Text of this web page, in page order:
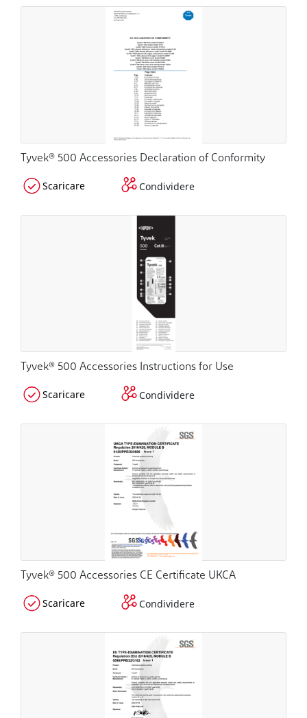
Tyvek® 500 Accessories Declaration of Conformity
Scaricare Condividere
Tyvek® 500 Accessories Instructions for Use
Scaricare Condividere
Tyvek® 500 Accessories CE Certificate UKCA
Scaricare Condividere